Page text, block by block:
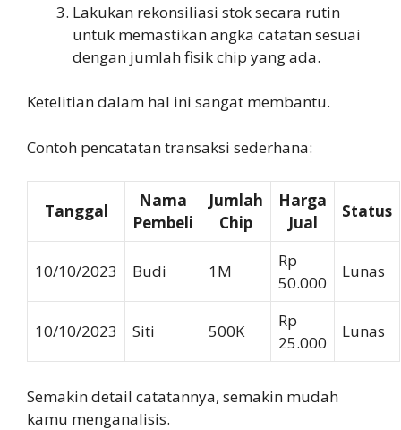
Lakukan rekonsiliasi stok secara rutin
untuk memastikan angka catatan sesuai
dengan jumlah fisik chip yang ada.
Ketelitian dalam hal ini sangat membantu.
Contoh pencatatan transaksi sederhana:
Tanggal
Nama
Pembeli
Jumlah
Chip
Harga
Jual
Status
10/10/2023 Budi 1M
Rp
50.000
Lunas
10/10/2023 Siti 500K
Rp
25.000
Lunas
Semakin detail catatannya, semakin mudah
kamu menganalisis.